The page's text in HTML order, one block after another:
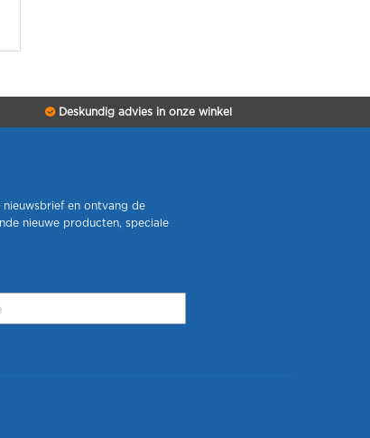
Deskundig advies in onze winkel
en ontvang de
nieuwe producten, speciale